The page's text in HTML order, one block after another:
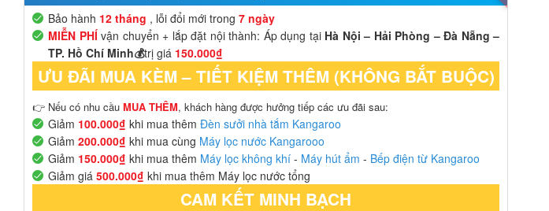
Bảo hành 12 tháng , lỗi đổi mới trong 7 ngày
MIỄN PHÍ vận chuyển + lắp đặt nội thành: Áp dụng tại Hà Nội – Hải Phòng – Đà Nẵng –
TP. Hồ Chí Minh💰trị giá 150.000₫
ƯU ĐÃI MUA KÈM – TIẾT KIỆM THÊM (KHÔNG BẮT BUỘC)
👉 Nếu có nhu cầu MUA THÊM, khách hàng được hưởng tiếp các ưu đãi sau:
Giảm 100.000₫ khi mua thêm Đèn sưởi nhà tắm Kangaroo
Giảm 200.000₫ khi mua cùng Máy lọc nước Kangarooo
Giảm 150.000₫ khi mua thêm Máy lọc không khí - Máy hút ẩm - Bếp điện từ Kangaroo
Giảm giá 500.000₫ khi mua thêm Máy lọc nước tổng
CAM KẾT MINH BẠCH